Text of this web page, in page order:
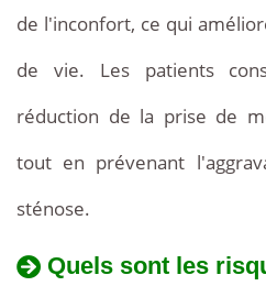
de l'inconfort, ce qui
de vie. Les patients
réduction de la prise de
tout en prévenant
sténose.
Quels sont les